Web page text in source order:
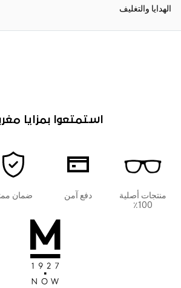
الهدايا والتغليف
استمتعوا بمزايا
منتجات أصلية
100٪
دفع آمن ضمان